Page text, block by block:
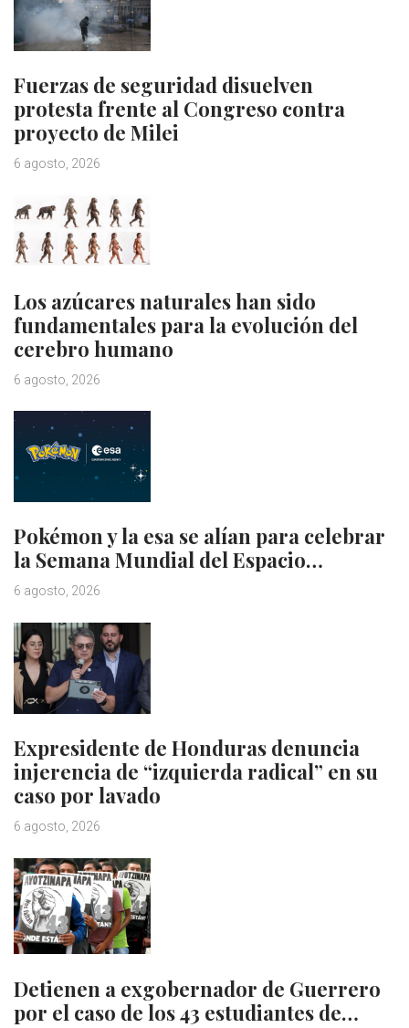
Fuerzas de seguridad disuelven
protesta frente al Congreso contra
proyecto de Milei
6 agosto, 2026
Los azúcares naturales han sido
fundamentales para la evolución del
cerebro humano
6 agosto, 2026
Pokémon y la esa se alían para celebrar
la Semana Mundial del Espacio…
6 agosto, 2026
Expresidente de Honduras denuncia
injerencia de “izquierda radical” en su
caso por lavado
6 agosto, 2026
Detienen a exgobernador de Guerrero
por el caso de los 43 estudiantes de…